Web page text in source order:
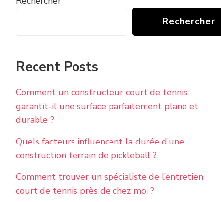
Rechercher
Recent Posts
Comment un constructeur court de tennis
garantit-il une surface parfaitement plane et
durable ?
Quels facteurs influencent la durée d’une
construction terrain de pickleball ?
Comment trouver un spécialiste de l’entretien
court de tennis près de chez moi ?